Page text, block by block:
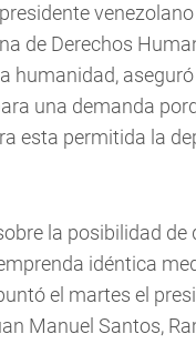
de Derechos
humanidad,
una demanda
esta permitida la
la posibilidad de
idéntica
el martes el
Manuel Santos,